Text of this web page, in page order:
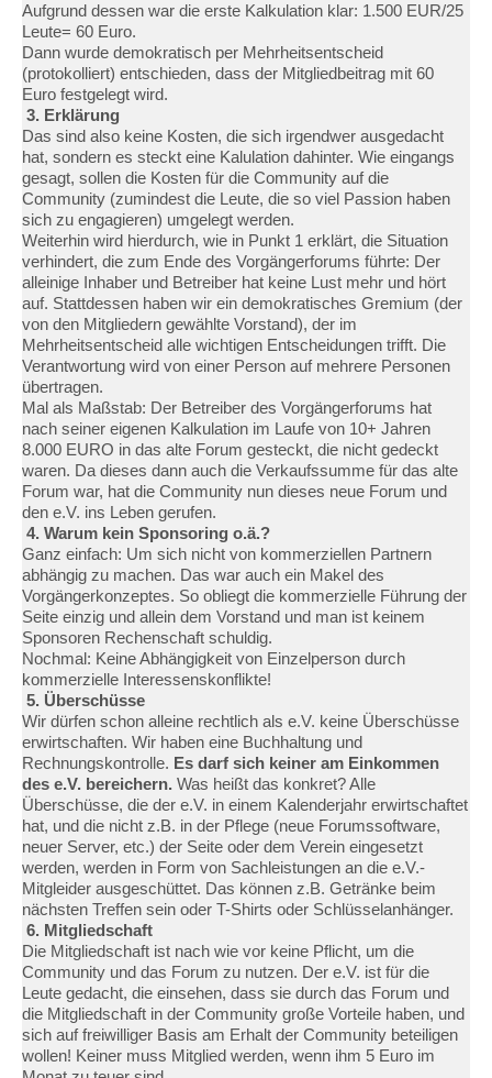
Aufgrund dessen war die erste Kalkulation klar: 1.500 EUR/25
Leute= 60 Euro.
Dann wurde demokratisch per Mehrheitsentscheid
(protokolliert) entschieden, dass der Mitgliedbeitrag mit 60
Euro festgelegt wird.
3. Erklärung
Das sind also keine Kosten, die sich irgendwer ausgedacht
hat, sondern es steckt eine Kalulation dahinter. Wie eingangs
gesagt, sollen die Kosten für die Community auf die
Community (zumindest die Leute, die so viel Passion haben
sich zu engagieren) umgelegt werden.
Weiterhin wird hierdurch, wie in Punkt 1 erklärt, die Situation
verhindert, die zum Ende des Vorgängerforums führte: Der
alleinige Inhaber und Betreiber hat keine Lust mehr und hört
auf. Stattdessen haben wir ein demokratisches Gremium (der
von den Mitgliedern gewählte Vorstand), der im
Mehrheitsentscheid alle wichtigen Entscheidungen trifft. Die
Verantwortung wird von einer Person auf mehrere Personen
übertragen.
Mal als Maßstab: Der Betreiber des Vorgängerforums hat
nach seiner eigenen Kalkulation im Laufe von 10+ Jahren
8.000 EURO in das alte Forum gesteckt, die nicht gedeckt
waren. Da dieses dann auch die Verkaufssumme für das alte
Forum war, hat die Community nun dieses neue Forum und
den e.V. ins Leben gerufen.
4. Warum kein Sponsoring o.ä.?
Ganz einfach: Um sich nicht von kommerziellen Partnern
abhängig zu machen. Das war auch ein Makel des
Vorgängerkonzeptes. So obliegt die kommerzielle Führung der
Seite einzig und allein dem Vorstand und man ist keinem
Sponsoren Rechenschaft schuldig.
Nochmal: Keine Abhängigkeit von Einzelperson durch
kommerzielle Interessenskonflikte!
5. Überschüsse
Wir dürfen schon alleine rechtlich als e.V. keine Überschüsse
erwirtschaften. Wir haben eine Buchhaltung und
Rechnungskontrolle. Es darf sich keiner am Einkommen
des e.V. bereichern. Was heißt das konkret? Alle
Überschüsse, die der e.V. in einem Kalenderjahr erwirtschaftet
hat, und die nicht z.B. in der Pflege (neue Forumssoftware,
neuer Server, etc.) der Seite oder dem Verein eingesetzt
werden, werden in Form von Sachleistungen an die e.V.-
Mitgleider ausgeschüttet. Das können z.B. Getränke beim
nächsten Treffen sein oder T-Shirts oder Schlüsselanhänger.
6. Mitgliedschaft
Die Mitgliedschaft ist nach wie vor keine Pflicht, um die
Community und das Forum zu nutzen. Der e.V. ist für die
Leute gedacht, die einsehen, dass sie durch das Forum und
die Mitgliedschaft in der Community große Vorteile haben, und
sich auf freiwilliger Basis am Erhalt der Community beteiligen
wollen! Keiner muss Mitglied werden, wenn ihm 5 Euro im